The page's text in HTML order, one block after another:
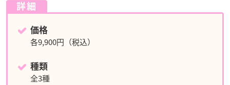
詳細
価格
各9,900円（税込）
種類
全3種